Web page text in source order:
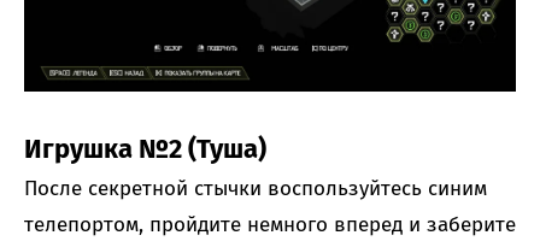
Игрушка №2 (Туша)
После секретной стычки воспользуйтесь синим
телепортом, пройдите немного вперед и заберите